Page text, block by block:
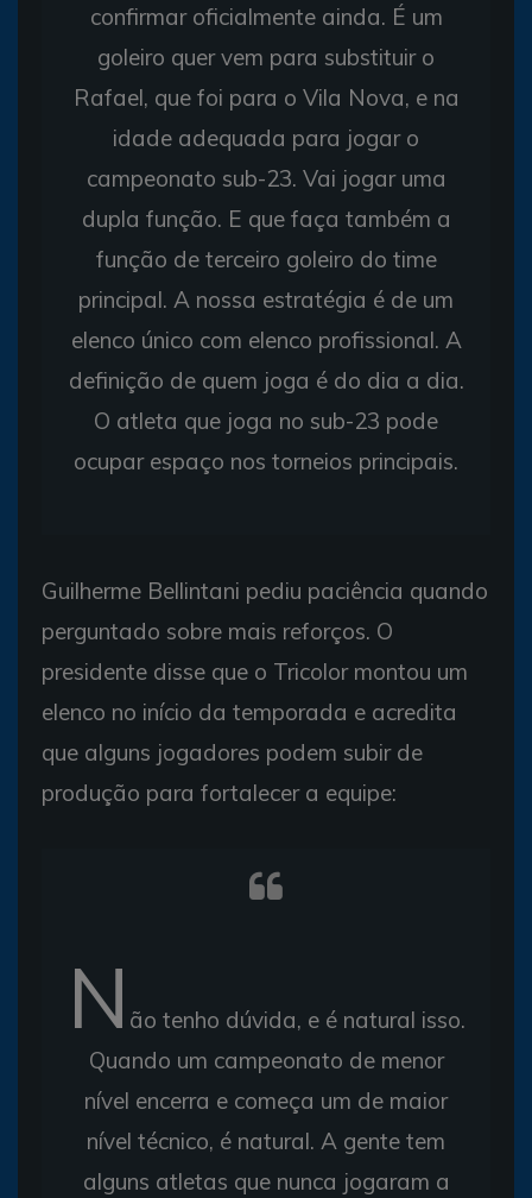
confirmar oficialmente ainda. É um
goleiro quer vem para substituir o
Rafael, que foi para o Vila Nova, e na
idade adequada para jogar o
campeonato sub-23. Vai jogar uma
dupla função. E que faça também a
função de terceiro goleiro do time
principal. A nossa estratégia é de um
elenco único com elenco profissional. A
definição de quem joga é do dia a dia.
O atleta que joga no sub-23 pode
ocupar espaço nos torneios principais.
Guilherme Bellintani pediu paciência quando
perguntado sobre mais reforços. O
presidente disse que o Tricolor montou um
elenco no início da temporada e acredita
que alguns jogadores podem subir de
produção para fortalecer a equipe:
N ão tenho dúvida, e é natural isso.
Quando um campeonato de menor
nível encerra e começa um de maior
nível técnico, é natural. A gente tem
alguns atletas que nunca jogaram a